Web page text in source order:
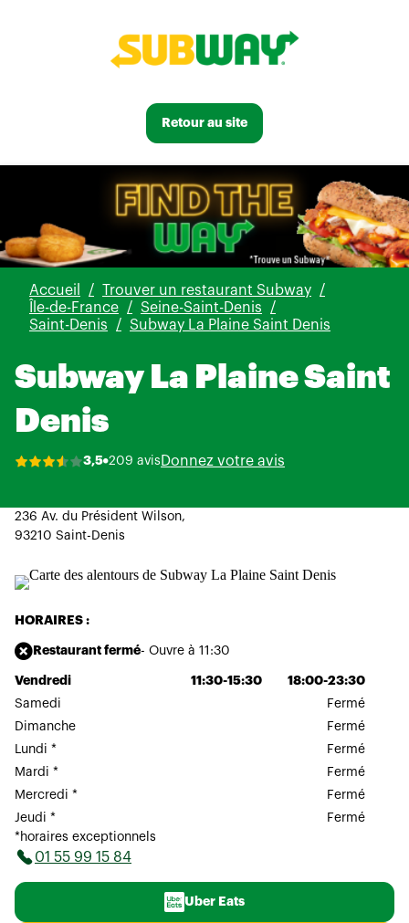
Retour au site
Accueil
Trouver un restaurant Subway
Île-de-France
Seine-Saint-Denis
Saint-Denis
Subway La Plaine Saint Denis
Subway La Plaine Saint
Denis
3,5 209 avis Donnez votre avis
236 Av. du Président Wilson,
93210 Saint-Denis
HORAIRES :
Restaurant fermé- Ouvre à 11:30
Vendredi 11:30-15:30
18:00-23:30
Samedi
Fermé
Dimanche
Fermé
Lundi *
Fermé
Mardi *
Fermé
Mercredi *
Fermé
Jeudi *
Fermé
*horaires exceptionnels
01 55 99 15 84
Uber Eats